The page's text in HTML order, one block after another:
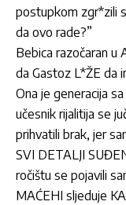
postupkom zgr*zili
da ovo rade?”
Bebica razočaran u
da Gastoz L*ŽE da
Ona je generacija
učesnik rijalitija se
prihvatili brak, jer
SVI DETALJI
ročištu se pojavili
MAĆEHI sljeduje